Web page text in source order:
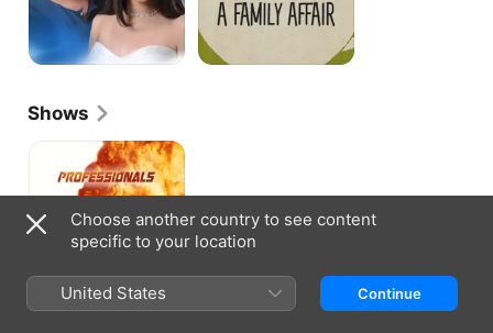
Shows
Professionals
Choose another country to see content
specific to your location
United States Continue